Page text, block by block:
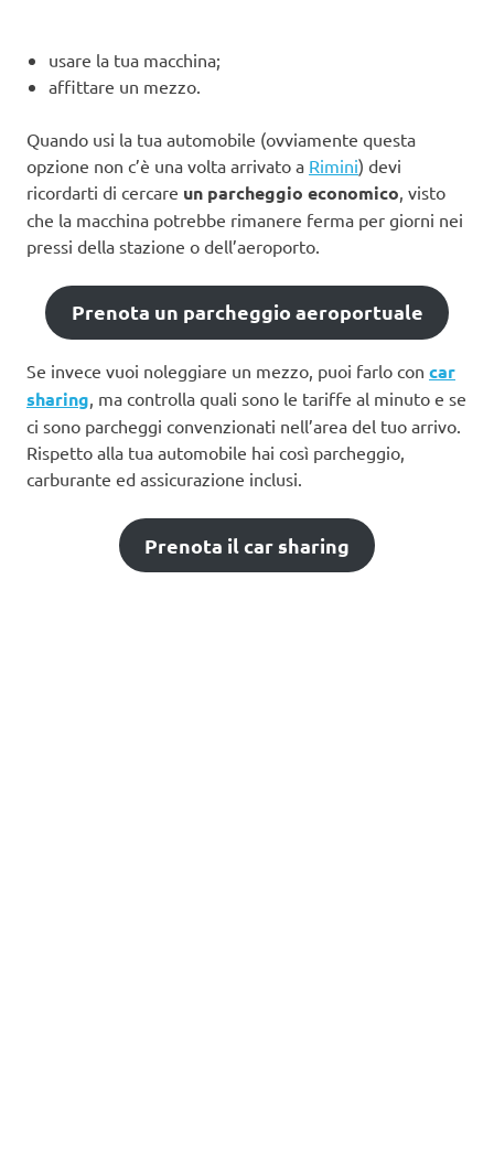
usare la tua macchina;
affittare un mezzo.
Quando usi la tua automobile (ovviamente questa
opzione non c’è una volta arrivato a Rimini) devi
ricordarti di cercare un parcheggio economico , visto
che la macchina potrebbe rimanere ferma per giorni nei
pressi della stazione o dell’aeroporto.
Prenota un parcheggio aeroportuale
Se invece vuoi noleggiare un mezzo, puoi farlo con car
sharing, ma controlla quali sono le tariffe al minuto e se
ci sono parcheggi convenzionati nell’area del tuo arrivo.
Rispetto alla tua automobile hai così parcheggio,
carburante ed assicurazione inclusi.
Prenota il car sharing